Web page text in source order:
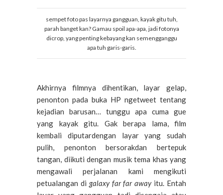
sempet foto pas layarnya gangguan, kayak gitu tuh,
parah banget kan? Gamau spoil apa-apa, jadi fotonya
dicrop, yang penting kebayang kan semengganggu
apa tuh garis-garis.
Akhirnya filmnya dihentikan, layar gelap,
penonton pada buka HP ngetweet tentang
kejadian barusan… tunggu apa cuma gue
yang kayak gitu. Gak berapa lama, film
kembali diputardengan layar yang sudah
pulih, penonton bersorakdan bertepuk
tangan, diikuti dengan musik tema khas yang
mengawali perjalanan kami mengikuti
petualangan di galaxy far far awayitu. Entah